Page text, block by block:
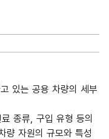
있는 공용 차량의 세부
종류, 구입 유형 등의
량 자원의 규모와 특성